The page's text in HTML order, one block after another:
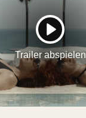
Filmpässe
PLAY
Trailer abspielen